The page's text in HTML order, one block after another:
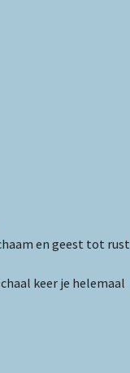
en geest tot rust
keer je helemaal